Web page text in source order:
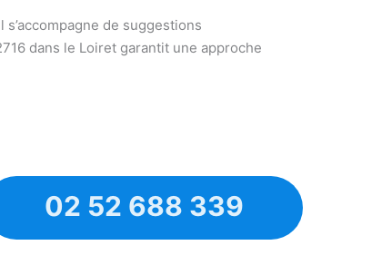
de suggestions
dans le Loiret garantit une approche
02 52 688 339